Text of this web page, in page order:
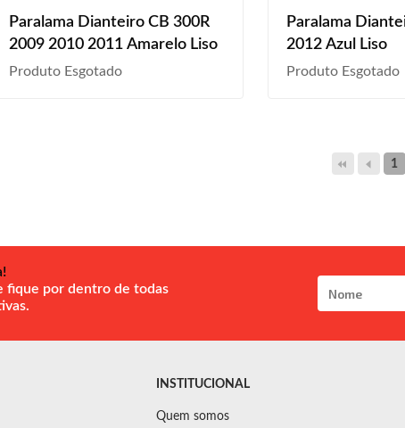
Paralama Dianteiro CB 300R
2009 2010 2011 Amarelo Liso
Produto Esgotado
Paralama
2012 Azul Liso
Produto Esgotado
1
fique por dentro de todas
INSTITUCIONAL
Quem somos